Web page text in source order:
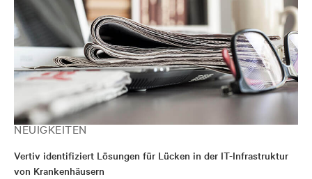
NEUIGKEITEN
Vertiv identifiziert Lösungen für Lücken in der IT-Infrastruktur
von Krankenhäusern